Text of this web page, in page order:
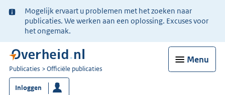
Ter
informatie:
Mogelijk ervaart u problemen met het zoeken naar
publicaties. We werken aan een oplossing. Excuses voor
het ongemak.
Menu
U
bent
nu
Publicaties Officiële publicaties
Inloggen